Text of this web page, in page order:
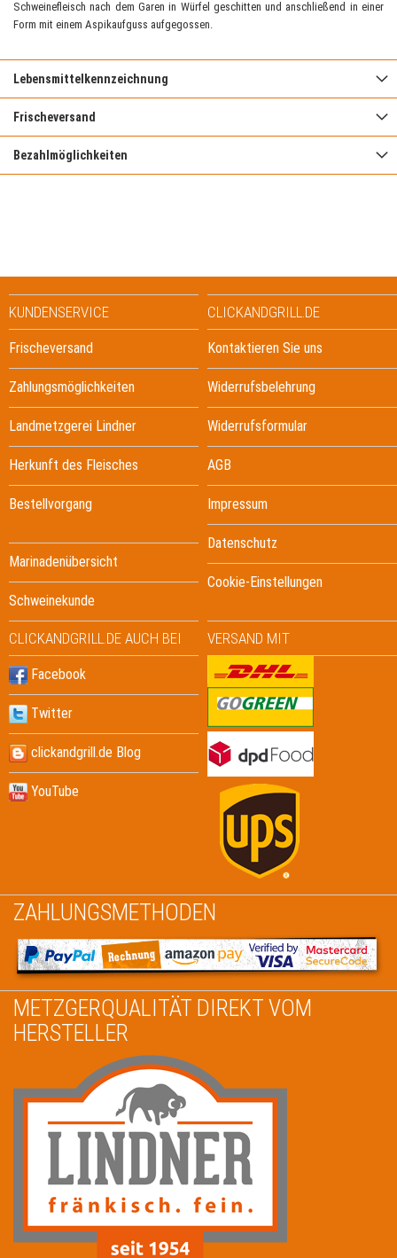
Schweinefleisch nach dem Garen in Würfel geschitten und anschließend in einer
Form mit einem Aspikaufguss aufgegossen.
Lebensmittelkennzeichnung
Frischeversand
Bezahlmöglichkeiten
KUNDENSERVICE
Frischeversand
Zahlungsmöglichkeiten
Landmetzgerei Lindner
Herkunft des Fleisches
Bestellvorgang
Marinadenübersicht
Schweinekunde
CLICKANDGRILL.DE
Kontaktieren Sie uns
Widerrufsbelehrung
Widerrufsformular
AGB
Impressum
Datenschutz
Cookie-Einstellungen
CLICKANDGRILL.DE AUCH BEI
Facebook
Twitter
clickandgrill.de Blog
YouTube
VERSAND MIT
ZAHLUNGSMETHODEN
METZGERQUALITÄT DIREKT VOM
HERSTELLER